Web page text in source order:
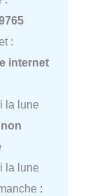
:
internet
la lune
non
la lune
: